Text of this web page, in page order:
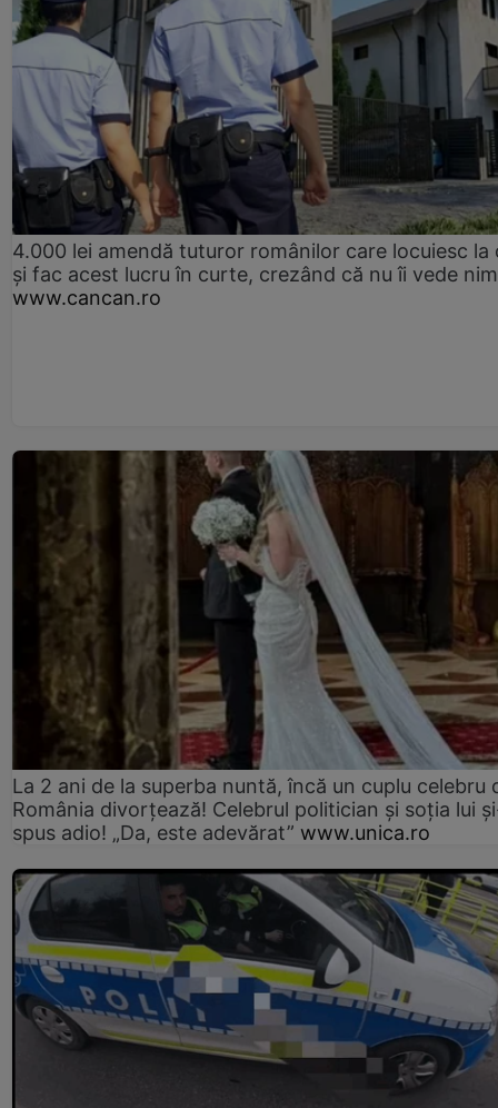
4.000 lei amendă tuturor românilor care locuiesc la
și fac acest lucru în curte, crezând că nu îi vede
www.cancan.ro
La 2 ani de la superba nuntă, încă un cuplu celebru
România divorțează! Celebrul politician și soția lui
spus adio! „Da, este adevărat” www.unica.ro